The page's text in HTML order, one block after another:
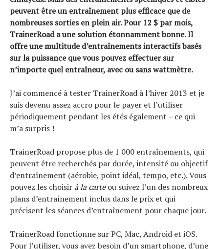
peuvent être un entraînement plus efficace que de
nombreuses sorties en plein air. Pour 12 $ par mois,
TrainerRoad a une solution étonnamment bonne. Il
offre une multitude d’entraînements interactifs basés
sur la puissance que vous pouvez effectuer sur
n’importe quel entraîneur, avec ou sans wattmètre.
J’ai commencé à tester TrainerRoad à l’hiver 2013 et je
suis devenu assez accro pour le payer et l’utiliser
périodiquement pendant les étés également – ce qui
m’a surpris !
TrainerRoad propose plus de 1 000 entraînements, qui
peuvent être recherchés par durée, intensité ou objectif
d’entraînement (aérobie, point idéal, tempo, etc.). Vous
pouvez les choisir à la carteou suivez l’un des nombreux
plans d’entraînement inclus dans le prix et qui
précisent les séances d’entraînement pour chaque jour.
TrainerRoad fonctionne sur PC, Mac, Android et iOS.
Pour l’utiliser, vous avez besoin d’un smartphone, d’une